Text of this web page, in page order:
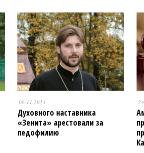
06.11.2013
Духовного наставника
«Зенита» арестовали за
педофилию